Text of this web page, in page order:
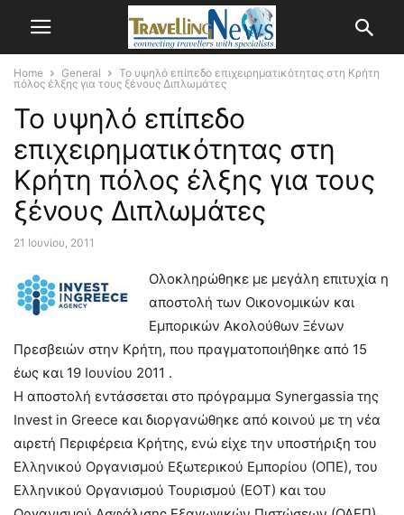
Home General
Το υψηλό επίπεδο επιχειρηματικότητας στη Κρήτη
πόλος έλξης για τους ξένους Διπλωμάτες
Το υψηλό επίπεδο
επιχειρηματικότητας στη
Κρήτη πόλος έλξης για τους
ξένους Διπλωμάτες
21 Ιουνίου, 2011
Ολοκληρώθηκε με μεγάλη επιτυχία η
αποστολή των Οικονομικών και
Εμπορικών Ακολούθων Ξένων
Πρεσβειών στην Κρήτη, που πραγματοποιήθηκε από 15
έως και 19 Ιουνίου 2011 .
Η αποστολή εντάσσεται στο πρόγραμμα Synergassia της
Invest in Greece και διοργανώθηκε από κοινού με τη νέα
αιρετή Περιφέρεια Κρήτης, ενώ είχε την υποστήριξη του
Ελληνικού Οργανισμού Εξωτερικού Εμπορίου (ΟΠΕ), του
Ελληνικού Οργανισμού Τουρισμού (ΕΟΤ) και του